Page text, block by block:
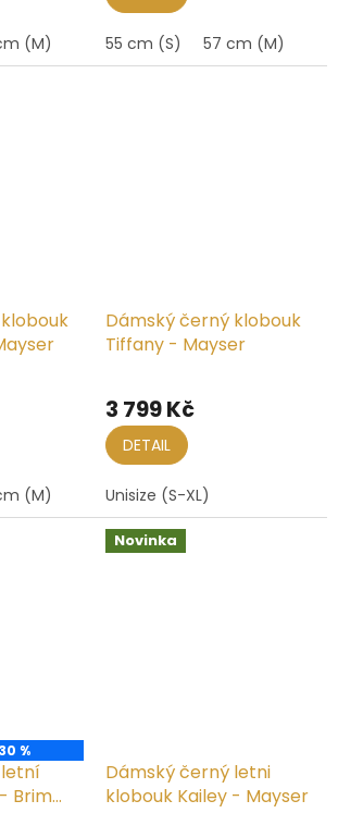
(M) 55 cm (S) 57 cm (M)
(M)
Dámský černý klobouk
Tiffany - Mayser
hodnocení
produktu
je
5,0
5
hvězdiček.
3 799 Kč
DETAIL
Unisize (S-XL)
%
Brim
Novinka
Dámský černý letni
klobouk Kailey - Mayser